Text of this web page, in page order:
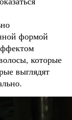
формой
которые
выглядят